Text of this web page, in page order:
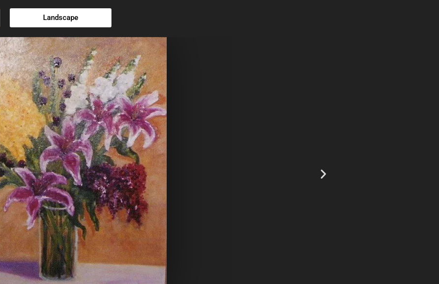
Landscape